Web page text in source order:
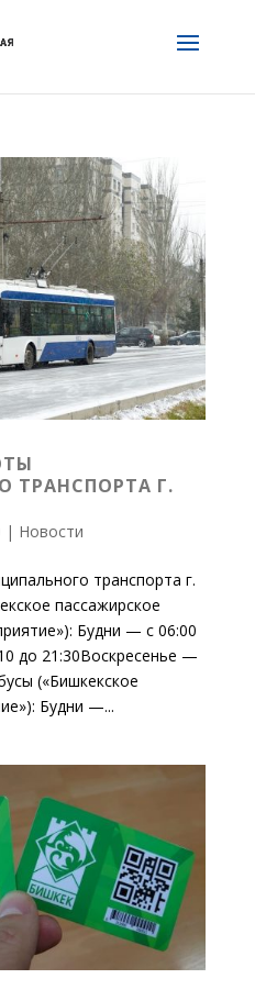
ТРАНСПОРТА Г.
| Новости
транспорта г.
пассажирское
Будни — с 06:00
до 21:30Воскресенье —
(«Бишкекское
Будни —...